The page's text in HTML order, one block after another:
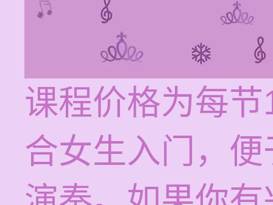
课程价格为每
合女生入门，